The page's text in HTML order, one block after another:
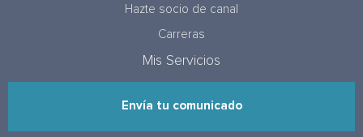
Hazte socio de canal
Carreras
Mis Servicios
Envía tu comunicado